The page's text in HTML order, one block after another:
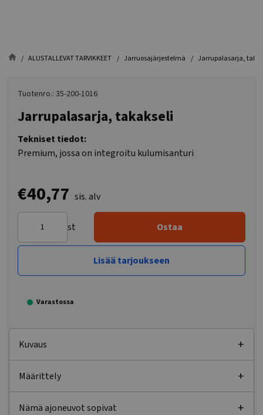
ALUSTALLEVAT TARVIKKEET Jarruosajärjestelmä Jarrupalasarja,
Tuotenro.: 35-200-1016
Jarrupalasarja, takakseli
Tekniset tiedot:
Premium, jossa on integroitu kulumisanturi
€40,77 sis. alv
st Ostaa
Lisää tarjoukseen
Varastossa
Kuvaus
Määrittely
Nämä ajoneuvot sopivat